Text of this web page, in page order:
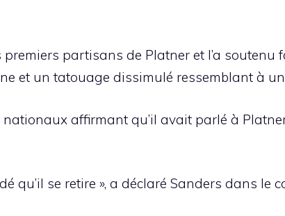
partisans de Platner et l’a soutenu
et un tatouage dissimulé ressemblant à
affirmant qu’il avait parlé à
qu’il se retire », a déclaré Sanders dans le